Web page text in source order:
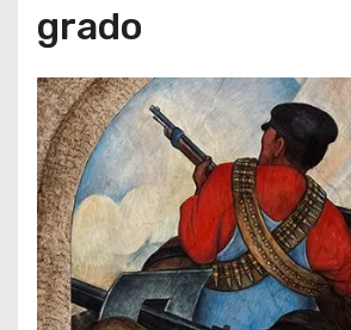
grado